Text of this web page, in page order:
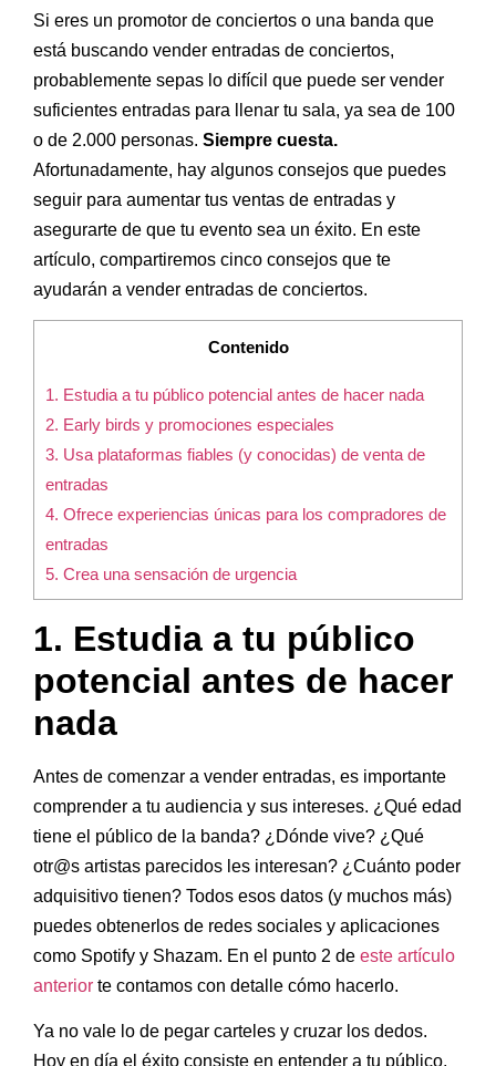
Si eres un promotor de conciertos o una banda que
está buscando vender entradas de conciertos,
probablemente sepas lo difícil que puede ser vender
suficientes entradas para llenar tu sala, ya sea de 100
o de 2.000 personas. Siempre cuesta.
Afortunadamente, hay algunos consejos que puedes
seguir para aumentar tus ventas de entradas y
asegurarte de que tu evento sea un éxito. En este
artículo, compartiremos cinco consejos que te
ayudarán a vender entradas de conciertos.
Contenido
1. Estudia a tu público potencial antes de hacer nada
2. Early birds y promociones especiales
3. Usa plataformas fiables (y conocidas) de venta de
entradas
4. Ofrece experiencias únicas para los compradores de
entradas
5. Crea una sensación de urgencia
1. Estudia a tu público
potencial antes de hacer
nada
Antes de comenzar a vender entradas, es importante
comprender a tu audiencia y sus intereses. ¿Qué edad
tiene el público de la banda? ¿Dónde vive? ¿Qué
otr@s artistas parecidos les interesan? ¿Cuánto poder
adquisitivo tienen? Todos esos datos (y muchos más)
puedes obtenerlos de redes sociales y aplicaciones
como Spotify y Shazam. En el punto 2 de este artículo
anterior te contamos con detalle cómo hacerlo.
Ya no vale lo de pegar carteles y cruzar los dedos.
Hoy en día el éxito consiste en entender a tu público,